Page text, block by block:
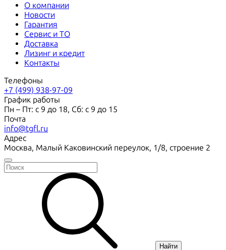
О компании
Новости
Гарантия
Сервис и ТО
Доставка
Лизинг и кредит
Контакты
Телефоны
+7 (499) 938-97-09
График работы
Пн – Пт: с 9 до 18, Сб: с 9 до 15
Почта
info@tgfl.ru
Адрес
Москва, Малый Каковинский переулок, 1/8, строение 2
Найти